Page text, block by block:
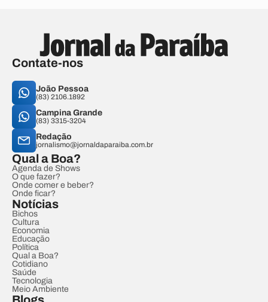
Contate-nos
João Pessoa
(83) 2106.1892
Campina Grande
(83) 3315-3204
Redação
jornalismo@jornaldaparaiba.com.br
Qual a Boa?
Agenda de Shows
O que fazer?
Onde comer e beber?
Onde ficar?
Notícias
Bichos
Cultura
Economia
Educação
Política
Qual a Boa?
Cotidiano
Saúde
Tecnologia
Meio Ambiente